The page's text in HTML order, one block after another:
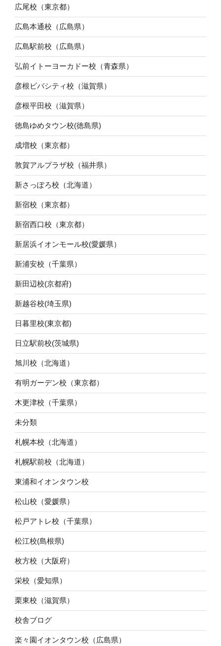
広尾校（東京都）
広島本通校（広島県）
広島駅前校（広島県）
弘前イトーヨーカドー校（青森県）
彦根ビバシティ校（滋賀県）
彦根平田校（滋賀県）
徳島ゆめタウン校(徳島県)
成増校（東京都）
敦賀アルプラザ校（福井県）
新さっぽろ校（北海道）
新宿校（東京都）
新宿西口校（東京都）
新居浜イオンモール校(愛媛県）
新浦安校（千葉県）
新田辺校(京都府)
新越谷校(埼玉県)
日暮里校(東京都)
日立駅前校(茨城県)
旭川校（北海道）
有明ガーデン校（東京都）
木更津校（千葉県）
未分類
札幌本校（北海道）
札幌駅前校（北海道）
東浦和イオンタウン校
松山校（愛媛県）
松戸アトレ校（千葉県）
松江校(島根県)
枚方校（大阪府）
栄校（愛知県）
栗東校（滋賀県）
校舎ブログ
楽々園イオンタウン校（広島県）